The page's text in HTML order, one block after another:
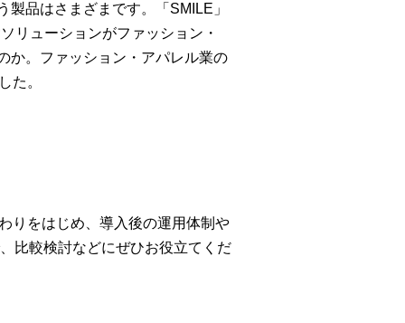
品はさまざまです。「SMILE」
リューションがファッション・
か。ファッション・アパレル業の
た。
りをはじめ、導入後の運用体制や
比較検討などにぜひお役立てくだ